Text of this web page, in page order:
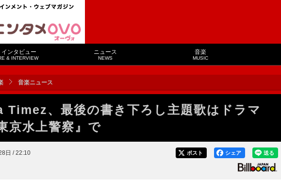
ンタビュー
& INTERVIEW
ニュース
NEWS
音楽
MUSIC
音楽ニュース
Timez、最後の書き下ろし主題歌はドラマ
京水上警察』で
日 / 22:10 送る
シェア
ポスト